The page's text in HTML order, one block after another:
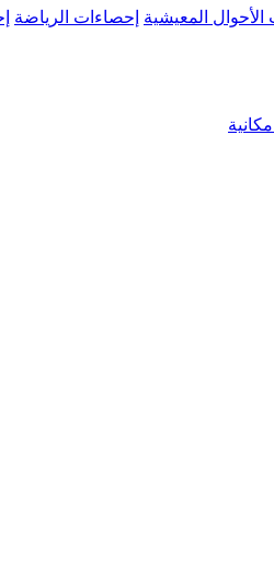
الأحوال المعيشية إحصاءات الرياضة